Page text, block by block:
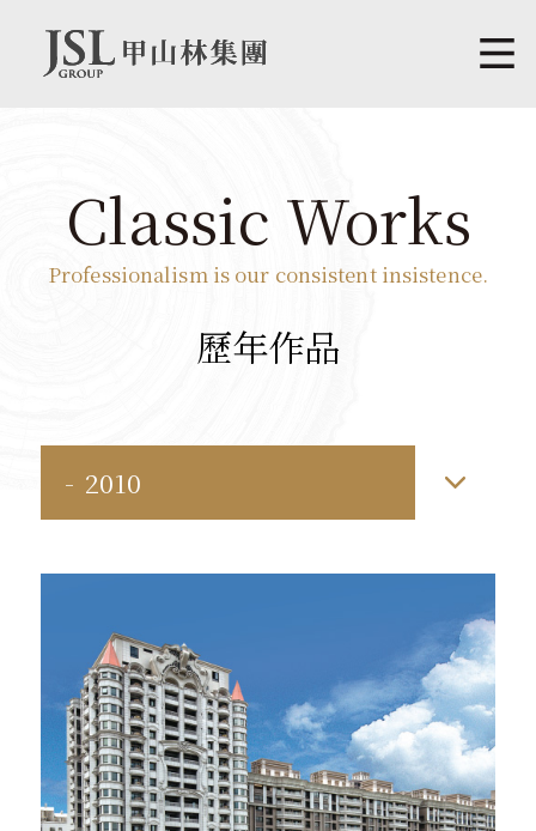
Professionalism is our consistent insistence.
Classic Works
歷年作品
2010